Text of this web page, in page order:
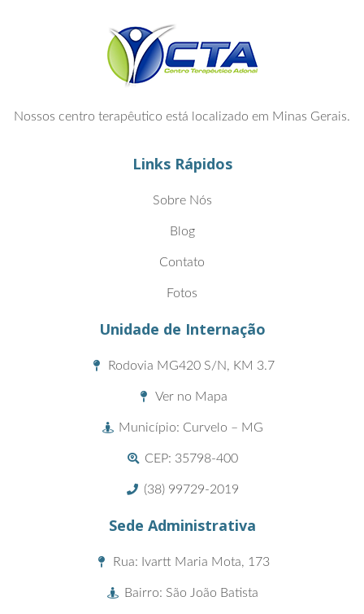
Nossos centro terapêutico está localizado em Minas Gerais.
Links Rápidos
Sobre Nós
Blog
Contato
Fotos
Unidade de Internação
Rodovia MG420 S/N, KM 3.7
Ver no Mapa
Município: Curvelo – MG
CEP: 35798-400
(38) 99729-2019
Sede Administrativa
Rua: Ivartt Maria Mota, 173
Bairro: São João Batista